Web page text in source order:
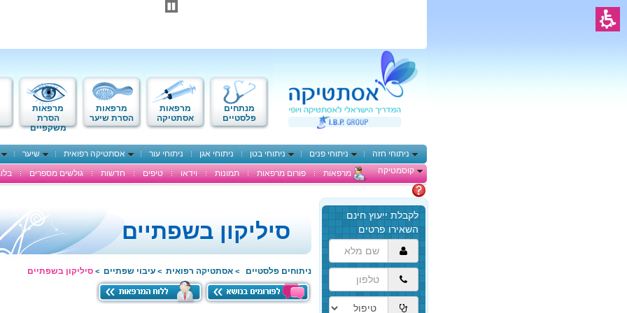
מנתחים
פלסטיים
מרפאות
אסתטיקה
מרפאות
הסרת שיער
מרפאות
הסרת
משקפיים
ניתוחי חזה ניתוחי פנים ניתוחי בטן ניתוחי אגן ניתוחי עור אסתטיקה רפואית שיער
קוסמטיקה
מרפאות פורום מרפאות תמונות וידאו טיפים חדשות גולשים מספרים
הגעת
לתוכן
המרכזי,
באפשרותך
ללחוץ
אנטר
כדי
לדלג
לאזור
סיליקון בשפתיים
ניתוחים פלסטיים > אסתטיקה רפואית > עיבוי שפתיים > סיליקון בשפתיים